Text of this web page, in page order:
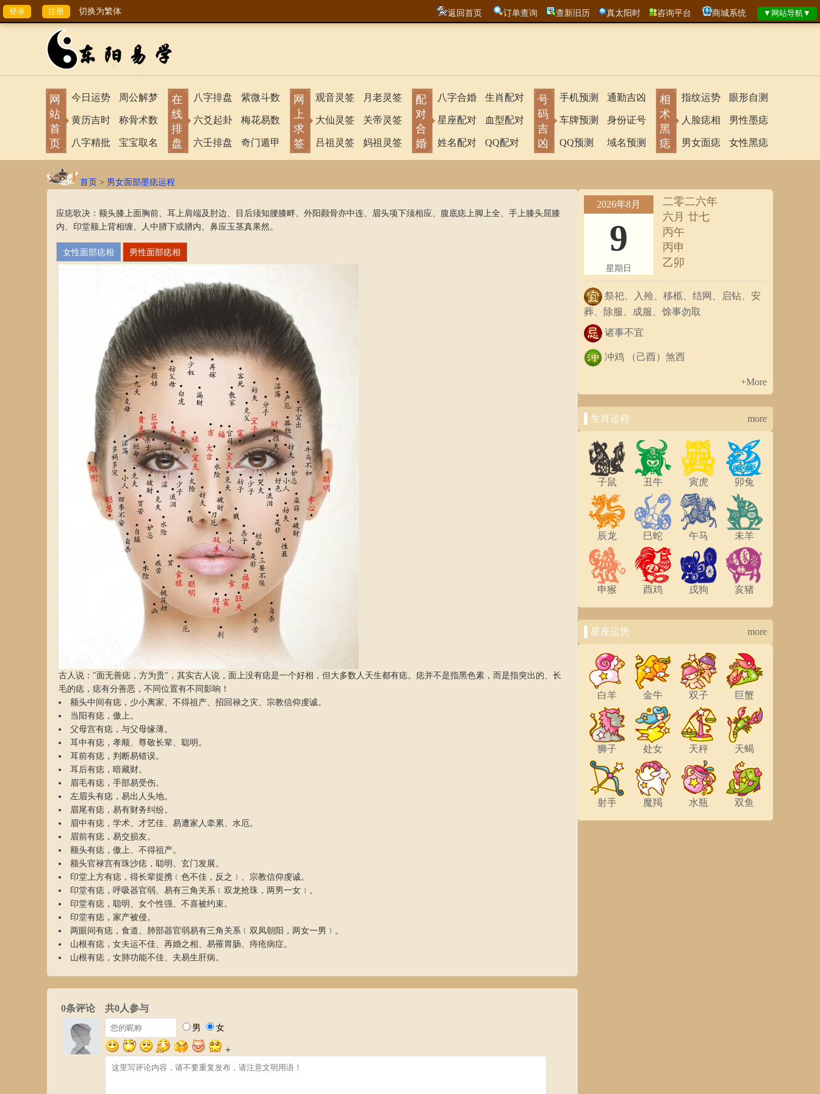
切换为繁体 返回首页 订单查询 查新旧历 真太阳时 咨询平台 商城系统
网
站
首
页
今日运势
黄历吉时
八字精批
周公解梦
称骨术数
宝宝取名
在
线
排
盘
八字排盘
六爻起卦
六壬排盘
紫微斗数
梅花易数
奇门遁甲
网
上
求
签
观音灵签
大仙灵签
吕祖灵签
月老灵签
关帝灵签
妈祖灵签
配
对
合
婚
八字合婚
星座配对
姓名配对
生肖配对
血型配对
QQ配对
号
码
吉
凶
手机预测
车牌预测
QQ预测
通勤吉凶
身份证号
域名预测
相
术
黑
痣
指纹运势
人脸痣相
男女面痣
眼形自测
男性墨痣
女性黑痣
首页 > 男女面部墨痣运程
应痣歌决：额头膝上面胸前、耳上肩端及肘边、目后须知腰膝畔、外阳颧骨亦中连、眉头项下须相应、腹底痣上脚上全、手上膝头屈膝
内、印堂额上背相缠、人中膌下或膌内、鼻应玉茎真果然。
女性面部痣相 男性面部痣相
古人说："面无善痣，方为贵"，其实古人说，面上没有痣是一个好相，但大多数人天生都有痣。痣并不是指黑色素，而是指突出的、长
毛的痣，痣有分善恶，不同位置有不同影响！
额头中间有痣，少小离家、不得祖产、招回禄之灾、宗教信仰虔诚。
当阳有痣，傲上。
父母宫有痣，与父母缘薄。
耳中有痣，孝顺、尊敬长辈、聪明。
耳前有痣，判断易错误。
耳后有痣，暗藏财。
眉毛有痣，手部易受伤。
左眉头有痣，易出人头地。
眉尾有痣，易有财务纠纷。
眉中有痣，学术、才艺佳、易遭家人牵累、水厄。
眉前有痣，易交损友。
额头有痣，傲上、不得祖产。
额头官禄宫有珠沙痣，聪明、玄门发展。
印堂上方有痣，得长辈提携﹝色不佳，反之﹞、宗教信仰虔诚。
印堂有痣，呼吸器官弱、易有三角关系﹝双龙抢珠，两男一女﹞。
印堂有痣，聪明、女个性强、不喜被约束。
印堂有痣，家产被侵。
两眼间有痣，食道、肺部器官弱易有三角关系﹝双凤朝阳，两女一男﹞。
山根有痣，女夫运不佳、再婚之相、易罹胃肠、痔疮病症。
山根有痣，女肺功能不佳、夫易生肝病。
2026年8月
9
星期日
二零二六年
六月 廿七
丙午
丙申
乙卯
祭祀、入殓、移柩、结网、启钻、安
葬、除服、成服、馀事勿取
诸事不宜
冲鸡 （己酉）煞西
+More
▌生肖运程 more
子鼠 丑牛 寅虎 卯兔
辰龙 巳蛇 午马 未羊
申猴 酉鸡 戌狗 亥猪
▌星座运势 more
白羊 金牛 双子 巨蟹
狮子 处女 天秤 天蝎
射手 魔羯 水瓶 双鱼